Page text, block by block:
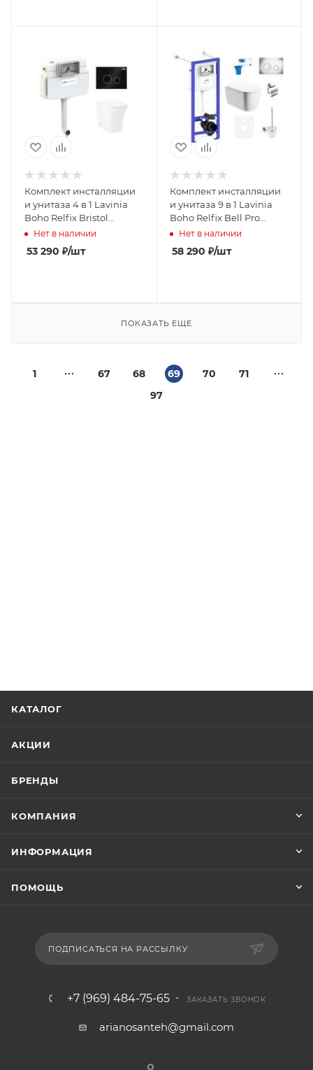
Комплект инсталляции
и унитаза 4 в 1 Lavinia
Boho Relfix Bristol
77060252
Нет в наличии
53 290 ₽/шт
Комплект инсталляции
и унитаза 9 в 1 Lavinia
Boho Relfix Bell Pro
Rimless 97020102
Нет в наличии
58 290 ₽/шт
ПОКАЗАТЬ ЕЩЕ
1 67 68 69 70
71
97
КАТАЛОГ
АКЦИИ
БРЕНДЫ
КОМПАНИЯ
ИНФОРМАЦИЯ
ПОМОЩЬ
ПОДПИСАТЬСЯ НА РАССЫЛКУ
+7 (969) 484-75-65 ЗАКАЗАТЬ ЗВОНОК
arianosanteh@gmail.com